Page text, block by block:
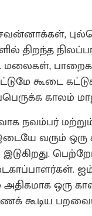
திறந்த
மலைகள்,
கூடை
காலம்
நவம்பர்
வரும் ஒரு
அதிகமாக ஒரு
கூடிய